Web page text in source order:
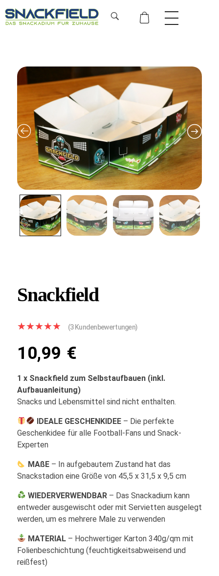
Snackfield
(3Kundenbewertungen)
10,99 €
1 x Snackfield zum Selbstaufbauen (inkl.
Aufbauanleitung)
Snacks und Lebensmittel sind nicht enthalten.
IDEALE GESCHENKIDEE – Die perfekte
Geschenkidee für alle Football-Fans und Snack-
Experten
MAßE – In aufgebautem Zustand hat das
Snackstadion eine Größe von 45,5 x 31,5 x 9,5 cm
WIEDERVERWENDBAR – Das Snackadium kann
entweder ausgewischt oder mit Servietten ausgelegt
werden, um es mehrere Male zu verwenden
MATERIAL – Hochwertiger Karton 340g/qm mit
Folienbeschichtung (feuchtigkeitsabweisend und
reißfest)